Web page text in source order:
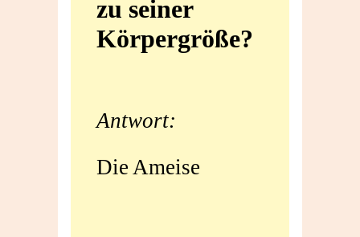
Körpergröße?
zu seiner
Körpergröße?
Antwort:
Die Ameise